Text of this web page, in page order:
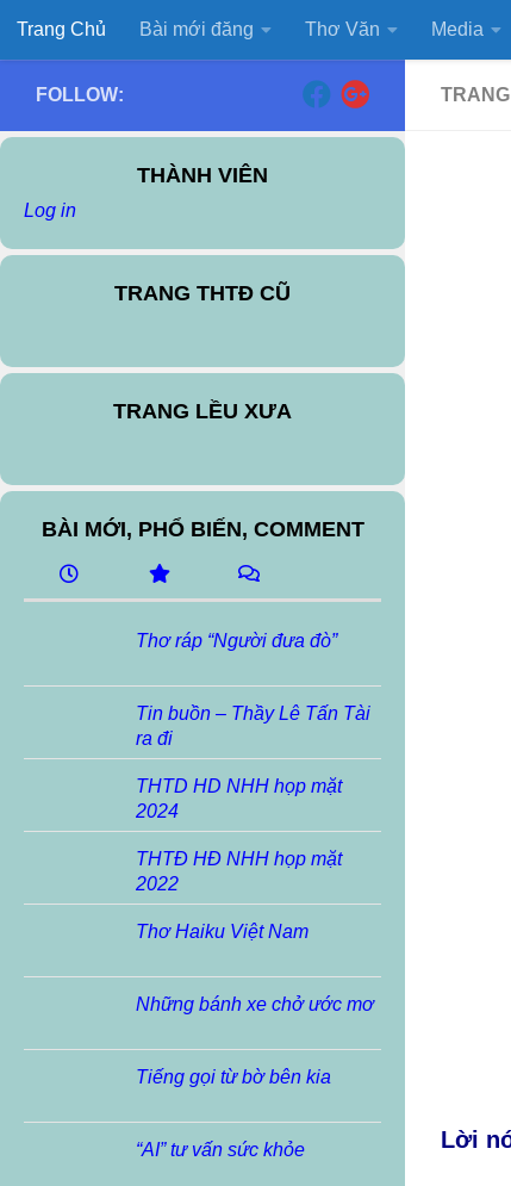
Skip to content
Trang Chủ Bài mới đăng Thơ Văn Media
Lời
FOLLOW:
THÀNH VIÊN
Log in
TRANG THTĐ CŨ
TRANG LỀU XƯA
BÀI MỚI, PHỔ BIẾN, COMMENT
Thơ ráp “Người đưa đò”
Tin buồn – Thầy Lê Tấn Tài
ra đi
THTD HD NHH họp mặt
2024
THTĐ HĐ NHH họp mặt
2022
Thơ Haiku Việt Nam
Những bánh xe chở ước mơ
Tiếng gọi từ bờ bên kia
“AI” tư vấn sức khỏe